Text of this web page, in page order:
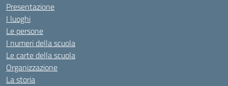
Presentazione
I luoghi
Le persone
I numeri della scuola
Le carte della scuola
Organizzazione
La storia